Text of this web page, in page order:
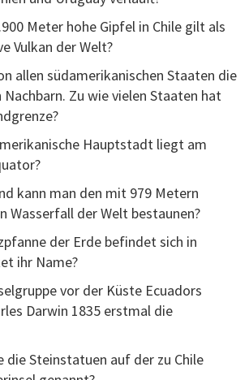
Meter hohe Gipfel in Chile gilt als
Vulkan der Welt?
allen südamerikanischen Staaten die
Zu wie vielen Staaten hat
Hauptstadt liegt am
kann man den mit 979 Metern
Wasserfall der Welt bestaunen?
der Erde befindet sich in
ihr Name?
vor der Küste Ecuadors
Darwin 1835 erstmal die
die Steinstatuen auf der zu Chile